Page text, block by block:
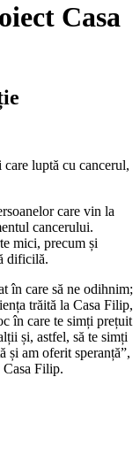
Casa
luptă cu cancerul,
care vin la
cancerului.
mici, precum și
dificilă.
în care să ne odihnim;
trăită la Casa Filip,
în care te simți prețuit
și, astfel, să te simți
și am oferit speranță”,
Casa Filip.